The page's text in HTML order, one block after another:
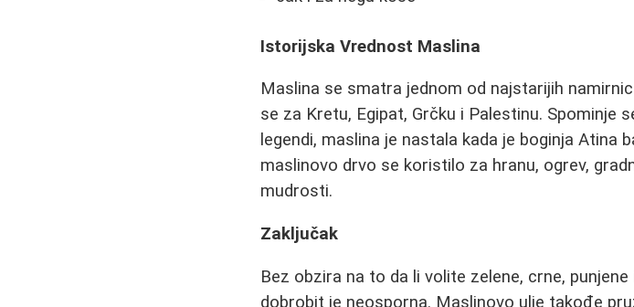
Istorijska Vrednost Maslina
Maslina se smatra jednom od najstarijih
se za Kretu, Egipat, Grčku i Palestinu. Spominje
legendi, maslina je nastala kada je boginja Atina
maslinovo drvo se koristilo za hranu, ogrev,
mudrosti.
Zaključak
Bez obzira na to da li volite zelene, crne,
dobrobit je neosporna. Maslinovo ulje takođe